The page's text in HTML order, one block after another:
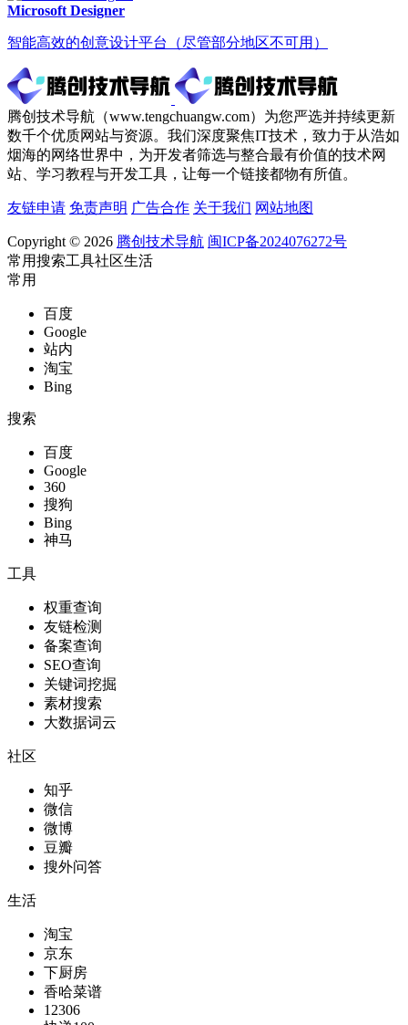
Microsoft Designer
智能高效的创意设计平台（尽管部分地区不可用）
腾创技术导航（www.tengchuangw.com）为您严选并持续更新
数千个优质网站与资源。我们深度聚焦IT技术，致力于从浩如
烟海的网络世界中，为开发者筛选与整合最有价值的技术网
站、学习教程与开发工具，让每一个链接都物有所值。
友链申请 免责声明 广告合作 关于我们 网站地图
Copyright © 2026 腾创技术导航 闽ICP备2024076272号
常用搜索工具社区生活
常用
百度
Google
站内
淘宝
Bing
搜索
百度
Google
360
搜狗
Bing
神马
工具
权重查询
友链检测
备案查询
SEO查询
关键词挖掘
素材搜索
大数据词云
社区
知乎
微信
微博
豆瓣
搜外问答
生活
淘宝
京东
下厨房
香哈菜谱
12306